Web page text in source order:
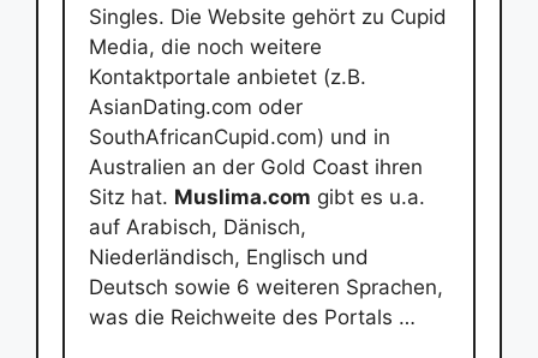
Singles. Die Website gehört zu Cupid
Media, die noch weitere
Kontaktportale anbietet (z.B.
AsianDating.com oder
SouthAfricanCupid.com) und in
Australien an der Gold Coast ihren
Sitz hat. Muslima.com gibt es u.a.
auf Arabisch, Dänisch,
Niederländisch, Englisch und
Deutsch sowie 6 weiteren Sprachen,
was die Reichweite des Portals …